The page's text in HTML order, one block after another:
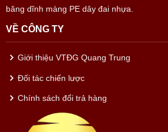
băng dĩnh màng PE dây đai nhựa.
VỀ CÔNG TY
Giới thiệu VTĐG Quang Trung
Đối tác chiến lược
Chính sách đổi trả hàng